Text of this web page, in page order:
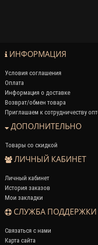
ИНФОРМАЦИЯ
Условия соглашения
Оплата
Информация о доставке
Возврат/обмен товара
Приглашаем к сотрудничеству
ДОПОЛНИТЕЛЬНО
Товары со скидкой
ЛИЧНЫЙ КАБИНЕТ
Личный кабинет
История заказов
Мои закладки
СЛУЖБА ПОДДЕРЖКИ
Связаться с нами
Карта сайта